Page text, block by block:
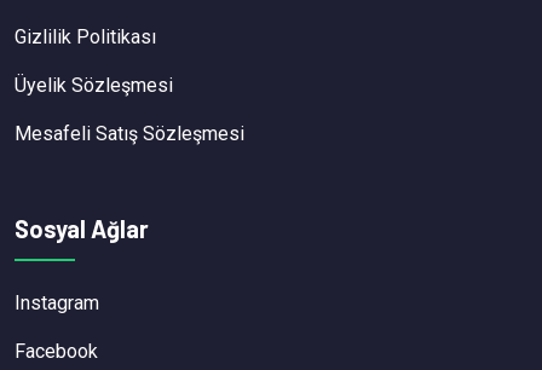
Gizlilik Politikası
Üyelik Sözleşmesi
Mesafeli Satış Sözleşmesi
Sosyal Ağlar
Instagram
Facebook